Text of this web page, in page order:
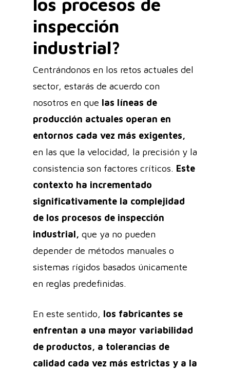
los procesos de
inspección
industrial?
Centrándonos en los retos actuales del
sector, estarás de acuerdo con
nosotros en que las líneas de
producción actuales operan en
entornos cada vez más exigentes,
en las que la velocidad, la precisión y la
consistencia son factores críticos. Este
contexto ha incrementado
significativamente la complejidad
de los procesos de inspección
industrial, que ya no pueden
depender de métodos manuales o
sistemas rígidos basados únicamente
en reglas predefinidas.
En este sentido, los fabricantes se
enfrentan a una mayor variabilidad
de productos, a tolerancias de
calidad cada vez más estrictas y a la